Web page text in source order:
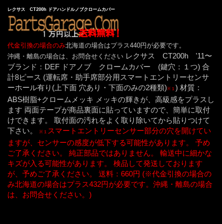
レクサス CT200h ドアハンドルノブクロームカバー
代金引換の場合のみ北海道の場合はプラス440円が必要です。
沖縄・離島の場合は、お問合せください レクサス CT200h '11〜
ブランド：DEF ドアノブ クロームカバー (鍵穴：１つ) 合
計8ピース (運転席・助手席部分用スマートエントリーセンサ
ーホール有り(上下面 穴あり・下面のみの2種類)※１ ) 材質：
ABS樹脂+クロームメッキ メッキの輝きが、高級感をプラスし
ます 両面テープが商品裏面に貼っていますので、簡単に取付
けできます。 取付面の汚れをよく取り除いてから貼りつけて
下さい。
※１ スマートエントリーセンサー部分の穴を開けてい
ますが、センサーの感度が低下する可能性があります。 予め
ご了承ください。 純正部品ではありません。 輸送中に細かな
キズが入る可能性があります。 検品して発送しております
が、予めご了承ください。 送料：660円 (※代金引換の場合の
み北海道の場合はプラス432円が必要です。沖縄・離島の場合
は、お問合せください。)